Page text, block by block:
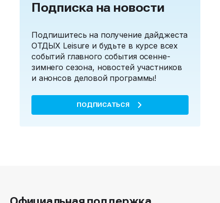
Подписка на новости
Подпишитесь на получение дайджеста
ОТДЫХ Leisure и будьте в курсе всех
событий главного события осенне-
зимнего сезона, новостей участников
и анонсов деловой программы!
ПОДПИСАТЬСЯ